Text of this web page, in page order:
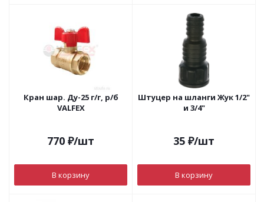
Кран шар. Ду-25 г/г, р/б
VALFEX
770 ₽/шт
В корзину
Штуцер на шланги Жук 1/2"
и 3/4"
35 ₽/шт
В корзину